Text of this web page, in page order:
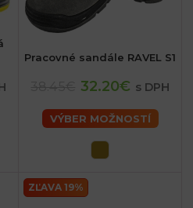
Pracovné sandále RAVEL S1
32.20€ s DPH
VÝBER MOŽNOSTÍ
ZĽAVA 19%